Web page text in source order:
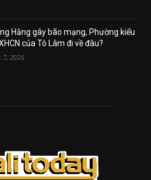
Hằng gây bão mạng, Phường kiểu
của Tô Lâm đi về đâu?
7, 2026